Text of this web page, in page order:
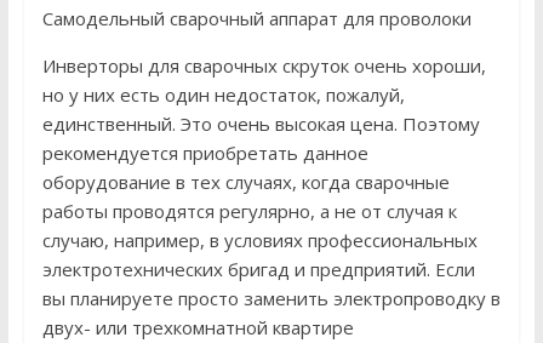
Самодельный сварочный аппарат для проволоки
Инверторы для сварочных скруток очень хороши,
но у них есть один недостаток, пожалуй,
единственный. Это очень высокая цена. Поэтому
рекомендуется приобретать данное
оборудование в тех случаях, когда сварочные
работы проводятся регулярно, а не от случая к
случаю, например, в условиях профессиональных
электротехнических бригад и предприятий. Если
вы планируете просто заменить электропроводку в
двух- или трехкомнатной квартире